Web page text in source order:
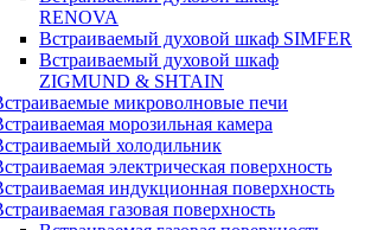
RENOVA
Встраиваемый духовой шкаф SIMFER
Встраиваемый духовой шкаф
ZIGMUND & SHTAIN
микроволновые печи
морозильная камера
холодильник
электрическая поверхность
индукционная поверхность
газовая поверхность